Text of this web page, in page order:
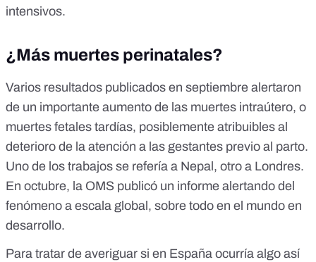
intensivos.
¿Más muertes perinatales?
Varios resultados publicados en septiembre alertaron
de un importante aumento de las muertes intraútero, o
muertes fetales tardías, posiblemente atribuibles al
deterioro de la atención a las gestantes previo al parto.
Uno de los trabajos se refería a Nepal, otro a Londres.
En octubre, la OMS publicó un informe alertando del
fenómeno a escala global, sobre todo en el mundo en
desarrollo.
Para tratar de averiguar si en España ocurría algo así